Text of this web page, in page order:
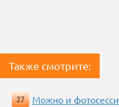
Также смотрите:
27 Можно и